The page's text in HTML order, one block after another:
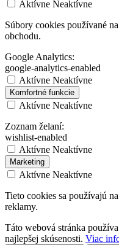
Aktívne Neaktívne
Súbory cookies používané
obchodu.
Google Analytics:
google-analytics-enabled
Aktívne Neaktívne
Komfortné funkcie
Aktívne Neaktívne
Zoznam želaní:
wishlist-enabled
Aktívne Neaktívne
Marketing
Aktívne Neaktívne
Tieto cookies sa používajú
reklamy.
Táto webová stránka
najlepšej skúsenosti. Viac